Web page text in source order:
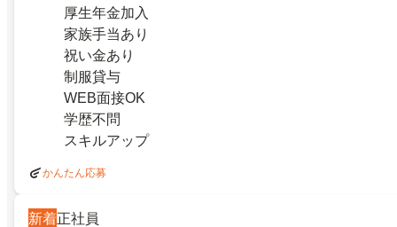
厚生年金加入
家族手当あり
祝い金あり
制服貸与
WEB面接OK
学歴不問
スキルアップ
かんたん応募
新着正社員